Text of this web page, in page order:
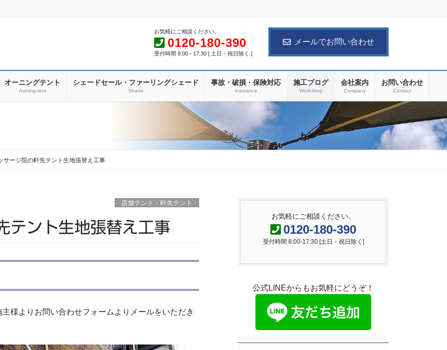
お気軽にご相談ください。
0120-180-390
受付時間 8:00 - 17:30 [ 土日・祝日除く ]
メールでお問い合わせ
オーニングテント
Awning-tent
シェードセール・ファーリングシェード
Shade
事故・破損・保険対応
insurance
施工ブログ
Work-blog
会社案内
Company
お問い合わせ
Contact
サージ院の軒先テント生地張替え工事
店舗テント・軒先テント
テント生地張替え工事
様よりお問い合わせフォームよりメールをいただき
お気軽にご相談ください。
0120-180-390
受付時間 8:00-17:30 [土日・祝日除く]
公式LINEからもお気軽にどうぞ！